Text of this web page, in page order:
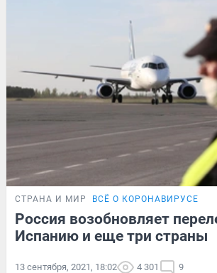
СТРАНА И МИР ВСЁ О КОРОНАВИРУСЕ
Россия возобновляет
Испанию и еще три страны
13 сентября, 2021, 18:02 4 301 9